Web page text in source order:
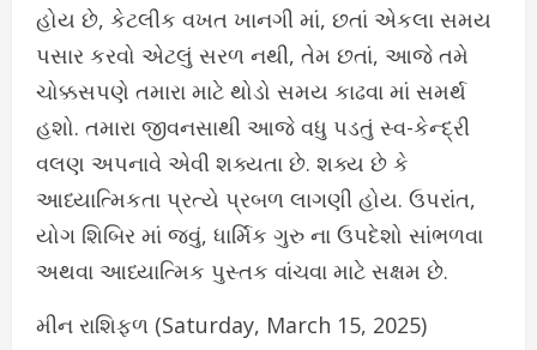
હોય છે, કેટલીક વખત ખાનગી માં, છતાં એકલા સમય
પસાર કરવો એટલું સરળ નથી, તેમ છતાં, આજે તમે
ચોક્કસપણે તમારા માટે થોડો સમય કાઢવા માં સમર્થ
હશો. તમારા જીવનસાથી આજે વધુ પડતું સ્વ-કેન્દ્રી
વલણ અપનાવે એવી શક્યતા છે. શક્ય છે કે
આધ્યાત્મિકતા પ્રત્યે પ્રબળ લાગણી હોય. ઉપરાંત,
યોગ શિબિર માં જવું, ધાર્મિક ગુરુ ના ઉપદેશો સાંભળવા
અથવા આધ્યાત્મિક પુસ્તક વાંચવા માટે સક્ષમ છે.
મીન રાશિફળ (Saturday, March 15, 2025)